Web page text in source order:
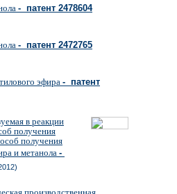
- патент 2478604
- патент 2472765
эфира- патент
в реакции
получения
получения
и метанола -